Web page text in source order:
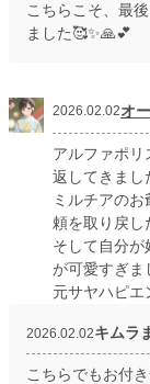
こちらこそ、最
ました🥰✨🙏💕
2026.02.02オ
アルファポリ
返してきまし
ミルチアの
頼を取り戻し
そして自分が
が可愛すぎま
元サヤハピエ
2026.02.02キムラ
こちらでもお付